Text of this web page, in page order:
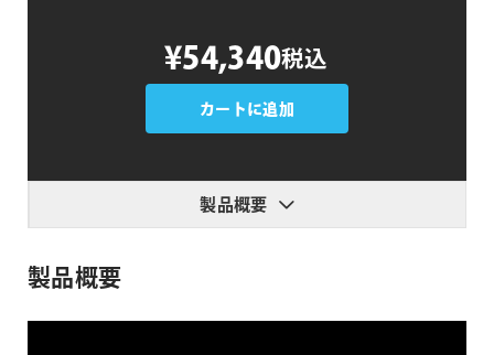
¥54,340税込
カートに追加
製品概要
製品概要